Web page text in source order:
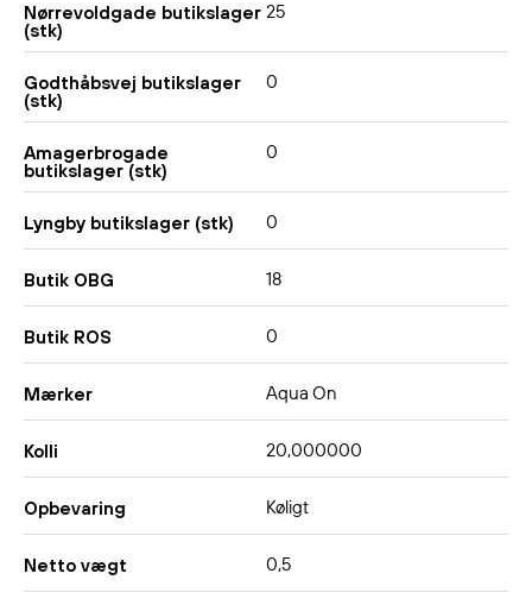
Nørrevoldgade butikslager
(stk)
25
Godthåbsvej butikslager
(stk)
0
Amagerbrogade
butikslager (stk)
0
Lyngby butikslager (stk) 0
Butik OBG 18
Butik ROS 0
Mærker Aqua On
Kolli 20,000000
Opbevaring Køligt
Netto vægt 0,5